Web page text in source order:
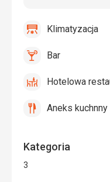
Kategoria
3
Klimatyzacja
Klimatyzacja
tak
Bar Bar
tak
Hotelowa
tak
AneksAneks kuchnny
tak